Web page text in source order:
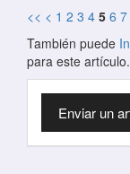
<< < 1 2 3 4 5 6 7
También puede
para este artículo.
Enviar
un
artículo
Enviar un